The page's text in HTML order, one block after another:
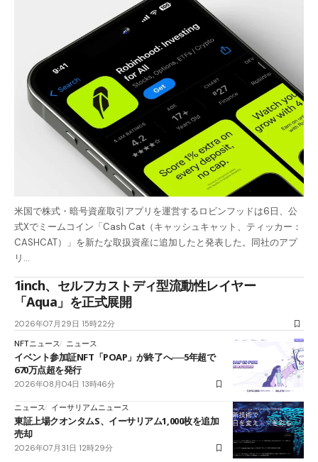
米国で株式・暗号資産取引アプリを運営するロビンフッドは6日、公
式Xでミームコイン「Cash Cat（キャッシュキャット、ティッカー：
CASHCAT）」を新たな取扱資産に追加したと発表した。同社のアプ
リ…
1inch、セルフカストディ型流動性レイヤー
「Aqua」を正式展開
2026年07月29日 15時22分
NFTニュース
ニュース
イベント参加証NFT「POAP」が終了へ──5年超で
670万点超を発行
2026年08月04日 13時46分
ニュース イーサリアムニュース
東証上場クオンタムS、イーサリアム1,000枚を追加
売却
2026年07月31日 12時29分